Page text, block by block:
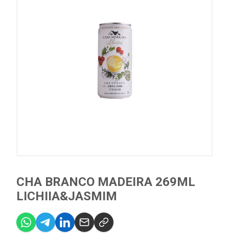
CHA BRANCO MADEIRA 269ML
LICHIIA&JASMIM